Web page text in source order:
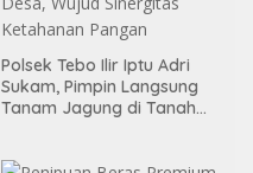
Polsek Tebo Ilir Iptu Adri
Sukam, Pimpin Langsung
Tanam Jagung di Tanah